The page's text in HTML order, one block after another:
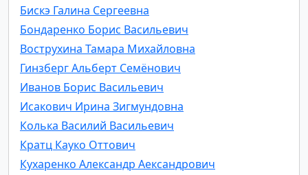
Бискэ Галина Сергеевна
Бондаренко Борис Васильевич
Вострухина Тамара Михайловна
Гинзберг Альберт Семёнович
Иванов Борис Васильевич
Исакович Ирина Зигмундовна
Колька Василий Васильевич
Кратц Кауко Оттович
Кухаренко Александр Аександрович